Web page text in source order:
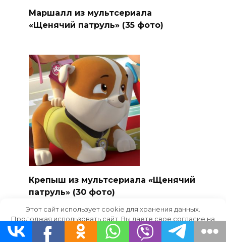
Маршалл из мультсериала
«Щенячий патруль» (35 фото)
Крепыш из мультсериала «Щенячий
патруль» (30 фото)
Этот сайт использует cookie для хранения данных.
Продолжая использовать сайт, Вы даете свое согласие на
работу с этими файлами.
OK